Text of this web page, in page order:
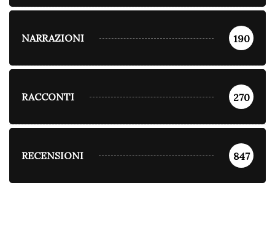
NARRAZIONI 190
RACCONTI 270
RECENSIONI 847